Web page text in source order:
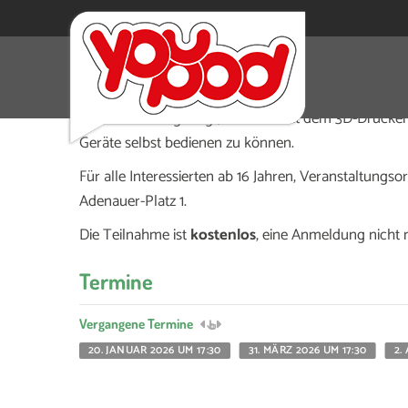
Eigene Projekte verwirklichen mit dem 3D-
Hier wird euch gezeigt, wie man mit dem 3D-
Geräte selbst bedienen zu können.
Für alle Interessierten ab 16 Jahren,
Adenauer-Platz 1.
Die Teilnahme istkostenlos, eine Anmeldung nicht
Termine
Vergangene Termine
20. JANUAR 2026 UM 17:30
31. MÄRZ 2026 UM 17:30 2.